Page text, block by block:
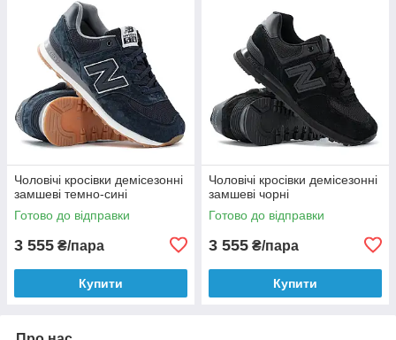
Чоловічі кросівки демісезонні
замшеві темно-сині
Готово до відправки
3 555 ₴/пара
Купити
Чоловічі кросівки демісезонні
замшеві чорні
Готово до відправки
3 555 ₴/пара
Купити